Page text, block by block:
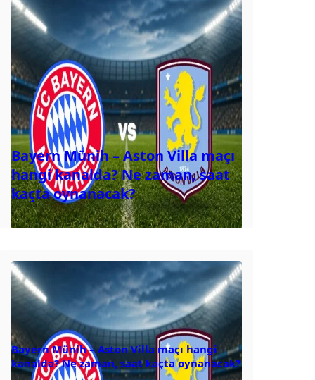
Bayern Münih – Aston Villa maçı
hangi kanalda? Ne zaman, saat
kaçta oynanacak?
Bayern Münih – Aston Villa maçı hangi
kanalda? Ne zaman, saat kaçta oynanacak?